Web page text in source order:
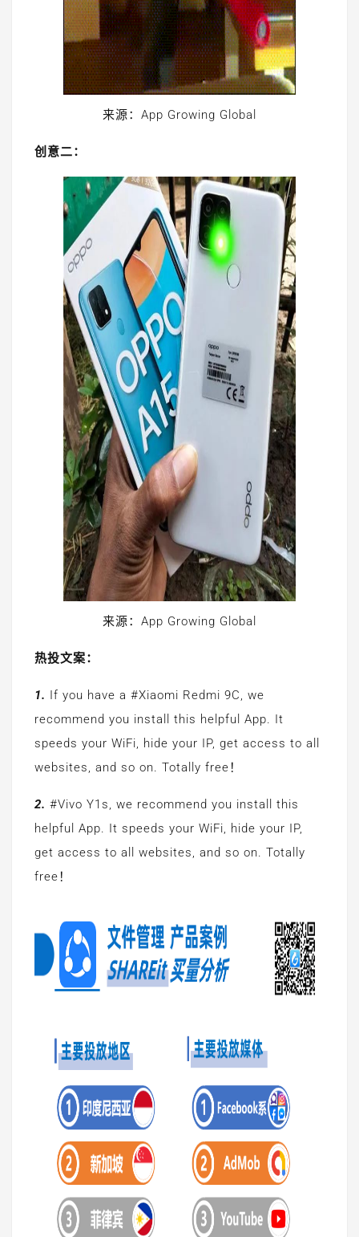
来源：App Growing Global
创意二：
来源：App Growing Global
热投文案：
1. If you have a #Xiaomi Redmi 9C, we
recommend you install this helpful App. It
speeds your WiFi, hide your IP, get access to all
websites, and so on. Totally free！
2. #Vivo Y1s, we recommend you install this
helpful App. It speeds your WiFi, hide your IP,
get access to all websites, and so on. Totally
free！